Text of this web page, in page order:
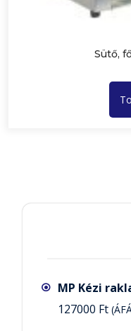
Sütő,
MP Kézi
127000 Ft